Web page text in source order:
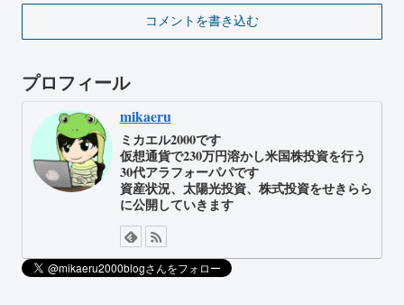
コメントを書き込む
プロフィール
mikaeru
ミカエル2000です
仮想通貨で230万円溶かし米国株投資を行う
30代アラフォーパパです
資産状況、太陽光投資、株式投資をせきらら
に公開していきます